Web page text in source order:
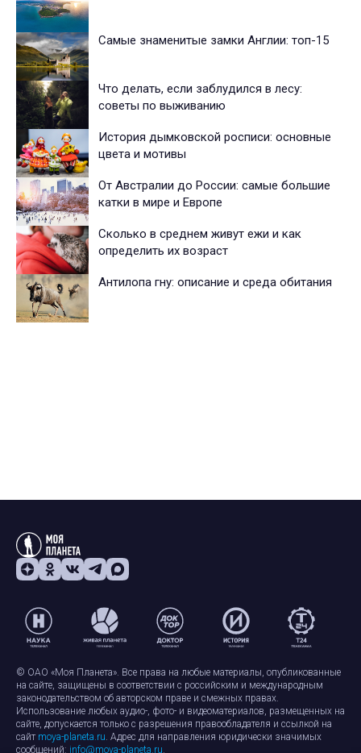
Самые знаменитые замки Англии: топ-15
Что делать, если заблудился в лесу:
советы по выживанию
История дымковской росписи: основные
цвета и мотивы
От Австралии до России: самые большие
катки в мире и Европе
Сколько в среднем живут ежи и как
определить их возраст
Антилопа гну: описание и среда обитания
© ОАО «Моя Планета». Все права на любые материалы, опубликованные
на сайте, защищены в соответствии с российским и международным
законодательством об авторском праве и смежных правах.
Использование любых аудио-, фото- и видеоматериалов, размещенных на
сайте, допускается только с разрешения правообладателя и ссылкой на
сайт moya-planeta.ru. Адрес для направления юридически значимых
сообщений: info@moya-planeta.ru.